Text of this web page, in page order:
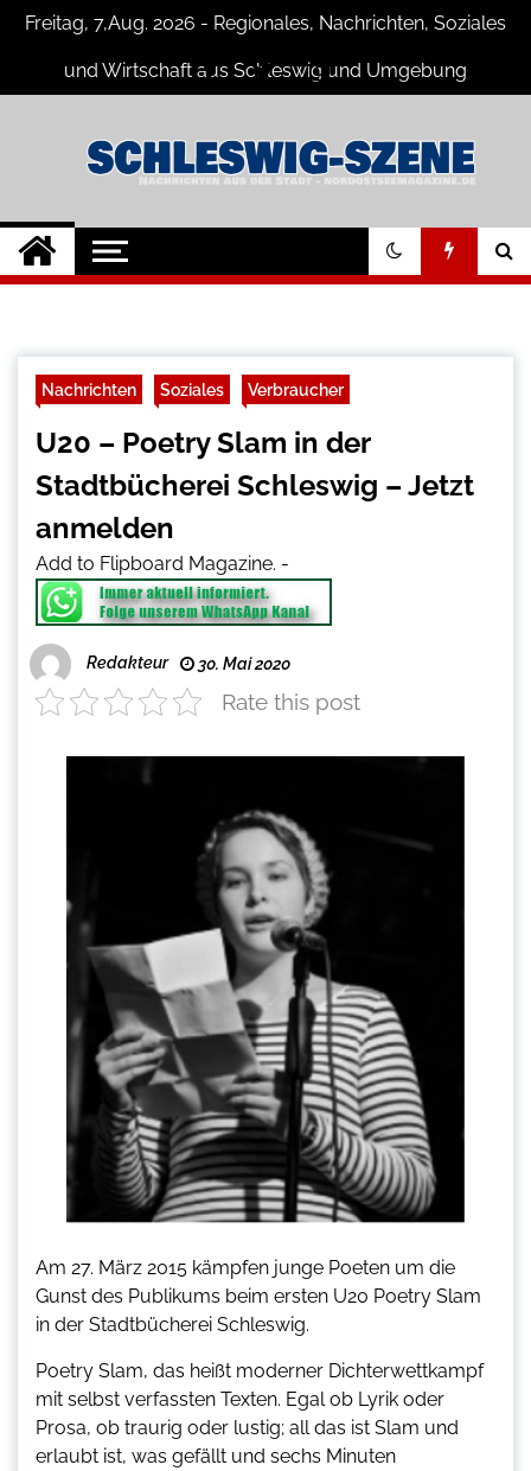
SkipFreitag, 7,Aug. 2026 - Regionales, Nachrichten, Soziales
und Wirtschaft aus Schleswig und Umgebung
Schleswig Szene
Neuigkeiten und Nachrichten aus
Schleswig und Umgebung
Nachrichten Soziales Verbraucher
U20 – Poetry Slam in der
Stadtbücherei Schleswig – Jetzt
anmelden
Add to Flipboard Magazine. -
Redakteur 30. Mai 2020
Rate this post
Am 27. März 2015 kämpfen junge Poeten um die
Gunst des Publikums beim ersten U20 Poetry Slam
in der Stadtbücherei Schleswig.
Poetry Slam, das heißt moderner Dichterwettkampf
mit selbst verfassten Texten. Egal ob Lyrik oder
Prosa, ob traurig oder lustig; all das ist Slam und
erlaubt ist, was gefällt und sechs Minuten